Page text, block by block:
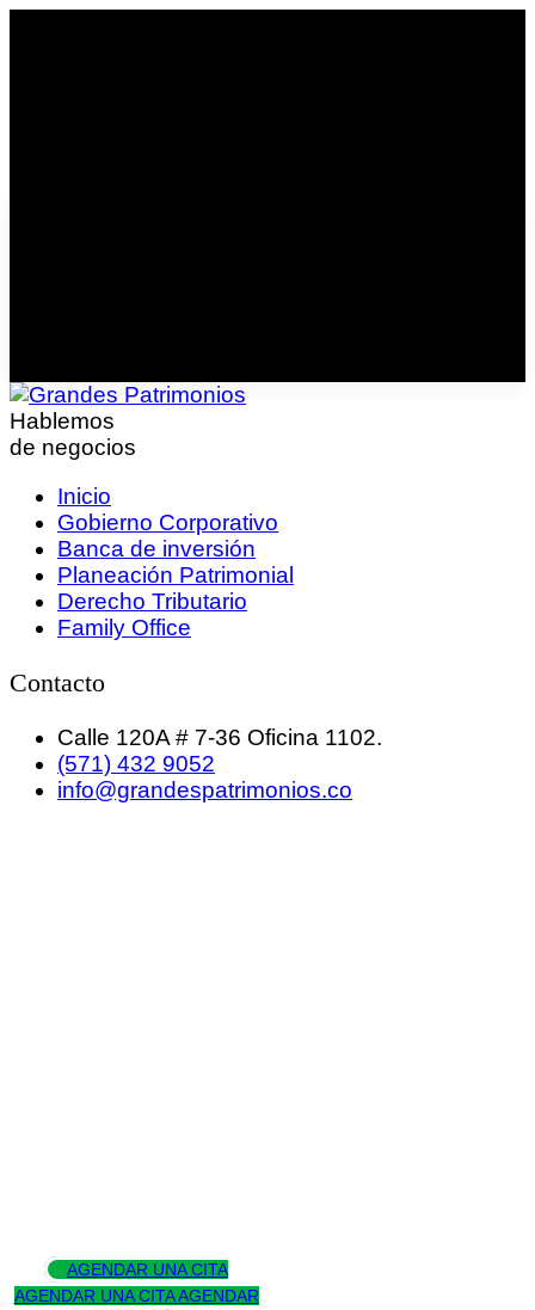
Hablemos
de negocios
Inicio
Gobierno Corporativo
Banca de inversión
Planeación Patrimonial
Derecho Tributario
Family Office
Contacto
Calle 120A # 7-36 Oficina 1102.
(571) 432 9052
info@grandespatrimonios.co
AGENDAR UNA CITA
AGENDAR UNA CITA AGENDAR